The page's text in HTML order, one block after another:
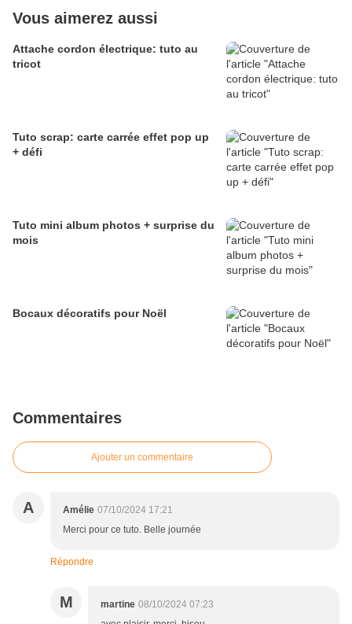
Vous aimerez aussi
Attache cordon électrique: tuto au
tricot
Tuto scrap: carte carrée effet pop up
+ défi
Tuto mini album photos + surprise du
mois
Bocaux décoratifs pour Noël
Commentaires
Ajouter un commentaire
A Amélie 07/10/2024 17:21
Merci pour ce tuto. Belle journée
Répondre
M martine 08/10/2024 07:23